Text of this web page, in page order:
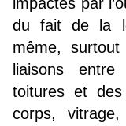
du fait de la
même,
liaisons
toitures et
corps,